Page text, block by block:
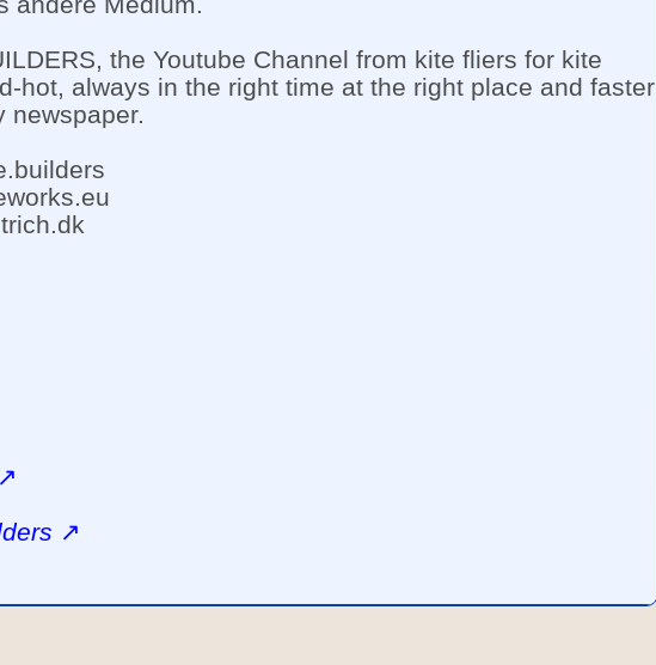
the Youtube Channel from kite fliers for kite
hot, always in the right time at the right place and faster
newspaper.
↗